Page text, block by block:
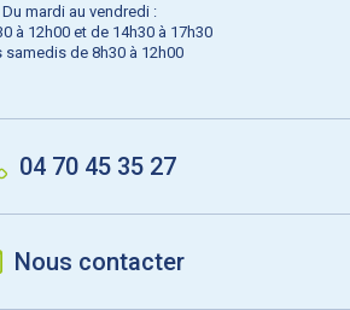
Du mardi au vendredi :
à 12h00 et de 14h30 à 17h30
samedis de 8h30 à 12h00
04 70 45 35 27
Nous contacter